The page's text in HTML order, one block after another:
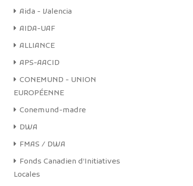
Aida - Valencia
AIDA-UAF
ALLIANCE
APS-AACID
CONEMUND - UNION
EUROPÉENNE
Conemund-madre
DWA
FMAS / DWA
Fonds Canadien d’Initiatives
Locales